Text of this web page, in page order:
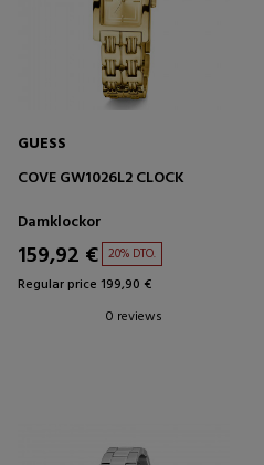
GUESS
COVE GW1026L2 CLOCK
Damklockor
159,92 € 20% DTO.
Regular price 199,90 €
0 reviews